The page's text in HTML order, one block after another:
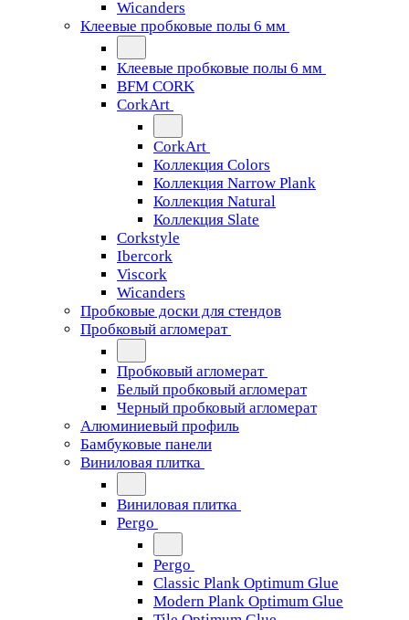
Wicanders
Клеевые пробковые полы 6 мм
Клеевые пробковые полы 6 мм
BFM CORK
CorkArt
CorkArt
Коллекция Colors
Коллекция Narrow Plank
Коллекция Natural
Коллекция Slate
Corkstyle
Ibercork
Viscork
Wicanders
Пробковые доски для стендов
Пробковый агломерат
Пробковый агломерат
Белый пробковый агломерат
Черный пробковый агломерат
Алюминиевый профиль
Бамбуковые панели
Виниловая плитка
Виниловая плитка
Pergo
Pergo
Classic Plank Optimum Glue
Modern Plank Optimum Glue